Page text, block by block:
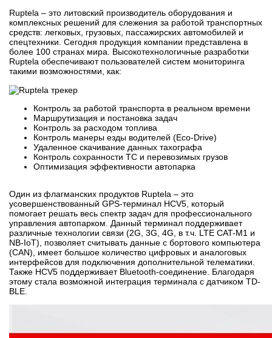
Ruptela – это литовский производитель оборудования и
комплексных решений для слежения за работой транспортных
средств: легковых, грузовых, пассажирских автомобилей и
спецтехники. Сегодня продукция компании представлена в
более 100 странах мира. Высокотехнологичные разработки
Ruptela обеспечивают пользователей систем мониторинга
такими возможностями, как:
Контроль за работой транспорта в реальном времени
Маршрутизация и постановка задач
Контроль за расходом топлива
Контроль манеры езды водителей (Eco-Drive)
Удаленное скачивание данных тахографа
Контроль сохранности ТС и перевозимых грузов
Оптимизация эффективности автопарка
Один из флагманских продуктов Ruptela – это
усовершенствованный GPS-терминал HCV5, который
помогает решать весь спектр задач для профессионального
управления автопарком. Данный терминал поддерживает
различные технологии связи (2G, 3G, 4G, в т.ч. LTE CAT-M1 и
NB-IoT), позволяет считывать данные с бортового компьютера
(CAN), имеет большое количество цифровых и аналоговых
интерфейсов для подключения дополнительной телематики.
Также HCV5 поддерживает Bluetooth-соединение. Благодаря
этому стала возможной интеграция терминала с датчиком TD-
BLE.